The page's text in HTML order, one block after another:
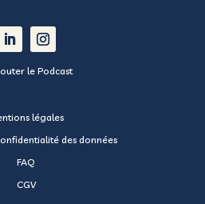
le Podcast
légales
des données
FAQ
CGV